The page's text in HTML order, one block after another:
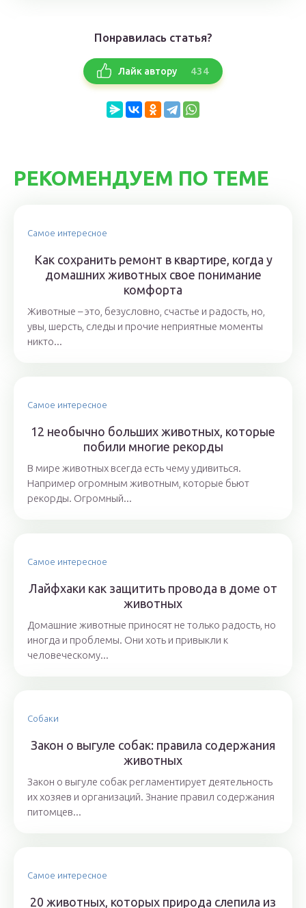
Понравилась статья?
Лайк автору 434
РЕКОМЕНДУЕМ ПО ТЕМЕ
Самое интересное
Как сохранить ремонт в квартире, когда у
домашних животных свое понимание
комфорта
Животные – это, безусловно, счастье и радость, но,
увы, шерсть, следы и прочие неприятные моменты
никто...
Самое интересное
12 необычно больших животных, которые
побили многие рекорды
В мире животных всегда есть чему удивиться.
Например огромным животным, которые бьют
рекорды. Огромный...
Самое интересное
Лайфхаки как защитить провода в доме от
животных
Домашние животные приносят не только радость, но
иногда и проблемы. Они хоть и привыкли к
человеческому...
Собаки
Закон о выгуле собак: правила содержания
животных
Закон о выгуле собак регламентирует деятельность
их хозяев и организаций. Знание правил содержания
питомцев...
Самое интересное
20 животных, которых природа слепила из